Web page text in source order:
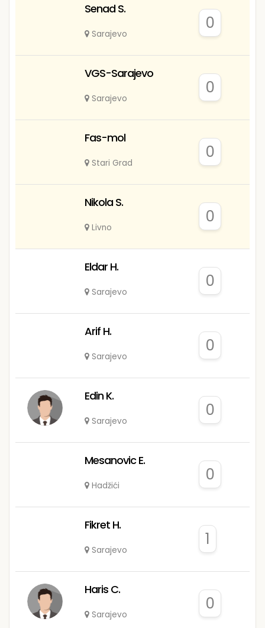
Senad S.
Sarajevo
0
VGS-Sarajevo
Sarajevo
0
Fas-mol
Stari Grad
0
Nikola S.
Livno
0
Eldar H.
Sarajevo
0
Arif H.
Sarajevo
0
Edin K.
Sarajevo
0
Mesanovic E.
Hadžići
0
Fikret H.
Sarajevo
1
Haris C.
Sarajevo
0